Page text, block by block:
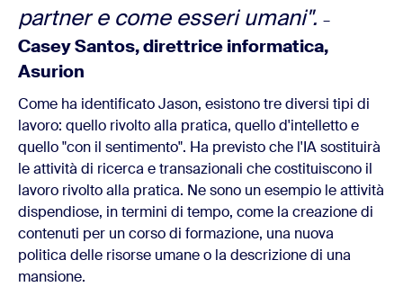
partner e come esseri umani". –
Casey Santos, direttrice informatica,
Asurion
Come ha identificato Jason, esistono tre diversi tipi di
lavoro: quello rivolto alla pratica, quello d'intelletto e
quello "con il sentimento". Ha previsto che l'IA sostituirà
le attività di ricerca e transazionali che costituiscono il
lavoro rivolto alla pratica. Ne sono un esempio le attività
dispendiose, in termini di tempo, come la creazione di
contenuti per un corso di formazione, una nuova
politica delle risorse umane o la descrizione di una
mansione.